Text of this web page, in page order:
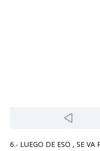
6.- LUEGO DE ESO , SE VA